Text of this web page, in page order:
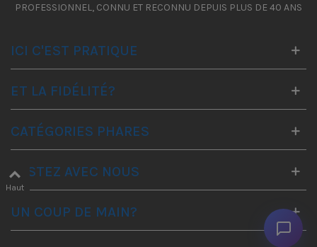
PROFESSIONNEL, CONNU ET RECONNU DEPUIS PLUS DE 40 ANS
ICI C'EST PRATIQUE
ET LA FIDÉLITÉ?
CATÉGORIES PHARES
RESTEZ AVEC NOUS
UN COUP DE MAIN?
Haut